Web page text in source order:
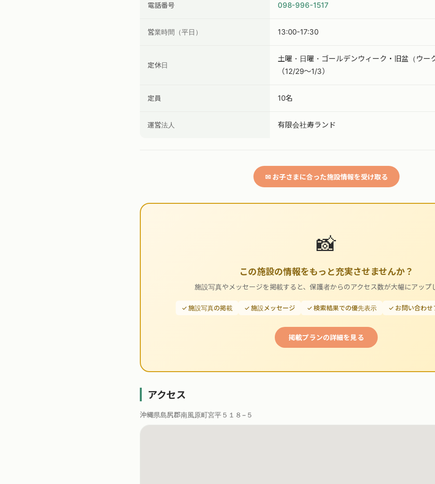
電話番号 098-996-1517
営業時間（平日） 13:00-17:30
定休日
土曜・日曜・ゴールデンウィーク・旧盆（ウー
（12/29〜1/3）
定員 10名
運営法人 有限会社寿ランド
✉ お子さまに合った施設情報を受け取る
📸
この施設の情報をもっと充実させませんか？
施設写真やメッセージを掲載すると、保護者からのアクセス数が大幅にアップ
✓ 施設写真の掲載 ✓ 施設メッセージ ✓ 検索結果での優先表示 ✓ お問い合わせ
掲載プランの詳細を見る
アクセス
沖縄県島尻郡南風原町宮平５１８−５